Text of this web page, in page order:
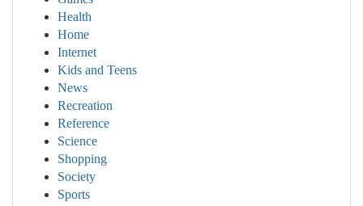
Health
Home
Internet
Kids and Teens
News
Recreation
Reference
Science
Shopping
Society
Sports